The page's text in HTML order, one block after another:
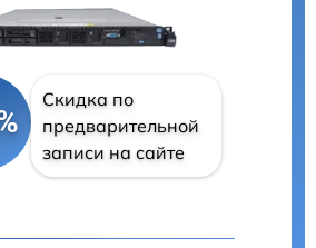
Скидка по
предварительной
записи на сайте